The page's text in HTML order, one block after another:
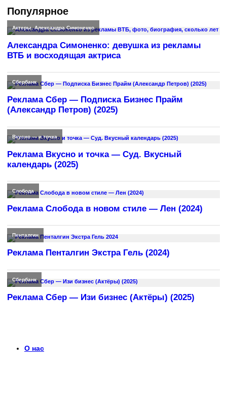
Популярное
Актеры,Александра Симоненко
Александра Симоненко: девушка из рекламы
ВТБ и восходящая актриса
Сбербанк
Реклама Сбер — Подписка Бизнес Прайм
(Александр Петров) (2025)
Вкусно — и точка
Реклама Вкусно и точка — Суд. Вкусный
календарь (2025)
Слобода
Реклама Слобода в новом стиле — Лен (2024)
Пенталгин
Реклама Пенталгин Экстра Гель (2024)
Сбербанк
Реклама Сбер — Изи бизнес (Актёры) (2025)
О нас